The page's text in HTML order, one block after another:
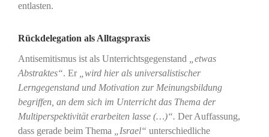
entlasten.
Rückdelegation als Alltagspraxis
Antisemitismus ist als Unterrichtsgegenstand
„etwas
Abstraktes“. Er
„wird hier als universalistischer
Lerngegenstand und Motivation zur Meinungsbildung
begriffen, an dem sich im Unterricht das Thema der
Multiperspektivität erarbeiten lasse (…)“. Der Auffassung,
dass gerade beim Thema
„Israel“ unterschiedliche